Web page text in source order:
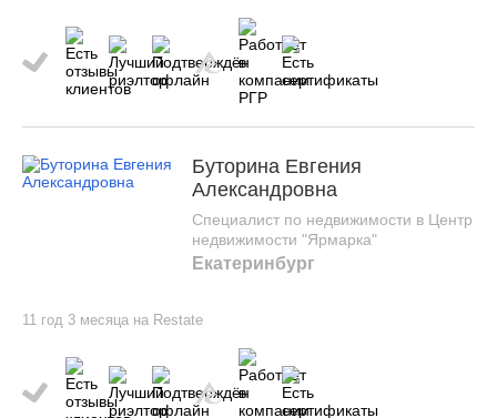
Буторина Евгения
Александровна
Специалист по недвижимости в Центр
недвижимости "Ярмарка"
Екатеринбург
11 год 3 месяца на Restate